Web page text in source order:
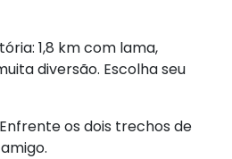
1,8 km com lama,
diversão. Escolha seu
os dois trechos de